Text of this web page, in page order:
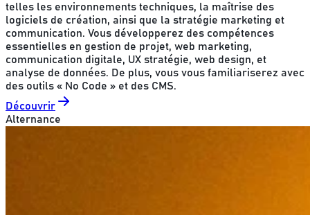
telles les environnements techniques, la maîtrise des
logiciels de création, ainsi que la stratégie marketing et
communication. Vous développerez des compétences
essentielles en gestion de projet, web marketing,
communication digitale, UX stratégie, web design, et
analyse de données. De plus, vous vous familiariserez avec
des outils « No Code » et des CMS.
Découvrir
Alternance